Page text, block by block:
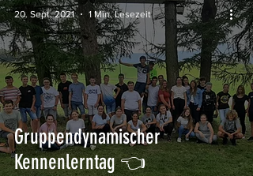
Gruppendynamischer
Kennenlerntag 👈
20. Sept. 2021 1 Min. Lesezeit